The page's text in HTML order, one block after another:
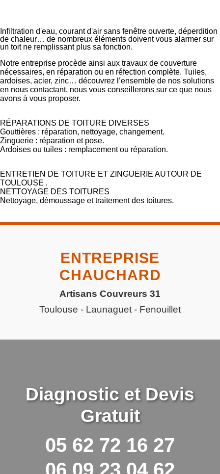
Infiltration d'eau, courant d'air sans fenêtre ouverte, déperdition
de chaleur… de nombreux éléments doivent vous alarmer sur
un toit ne remplissant plus sa fonction.
Notre entreprise procède ainsi aux travaux de couverture
nécessaires, en réparation ou en réfection complète. Tuiles,
ardoises, acier, zinc… découvrez l’ensemble de nos solutions
en nous contactant, nous vous conseillerons sur ce que nous
avons à vous proposer.
RÉPARATIONS DE TOITURE DIVERSES
Gouttières : réparation, nettoyage, changement.
Zinguerie : réparation et pose.
Ardoises ou tuiles : remplacement ou réparation.
ENTRETIEN DE TOITURE ET ZINGUERIE AUTOUR DE
TOULOUSE ,
NETTOYAGE DES TOITURES
Nettoyage, démoussage et traitement des toitures.
ENTREPRISE
CHAUCHARD
Artisans Couvreurs 31
Toulouse - Launaguet - Fenouillet
Diagnostic et Devis
Gratuit
05 62 72 16 27